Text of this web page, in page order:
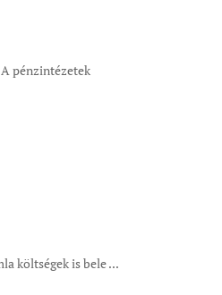
pénzintézetek
költségek is bele ...